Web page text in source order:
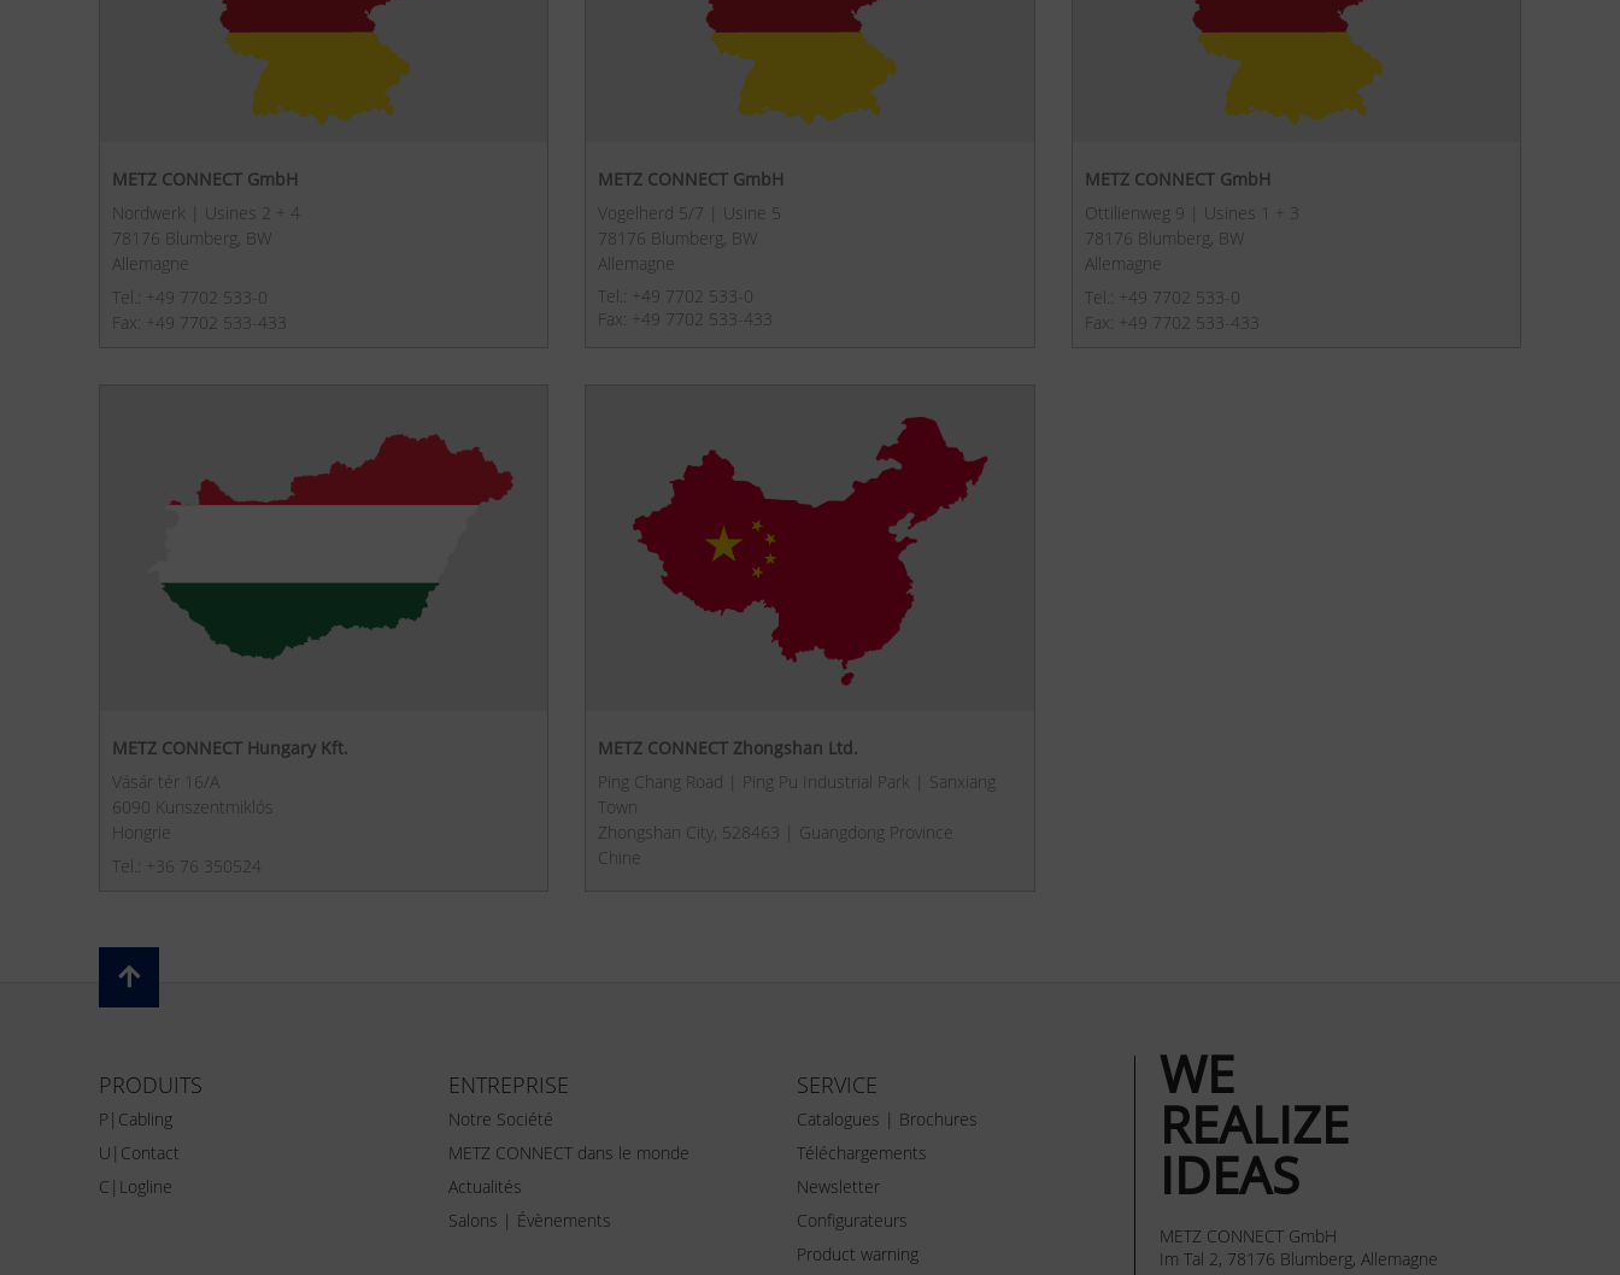
METZ CONNECT GmbH
Nordwerk | Usines 2 + 4
78176 Blumberg, BW
Allemagne
Tel.: +49 7702 533-0
Fax: +49 7702 533-433
METZ CONNECT GmbH
Vogelherd 5/7 | Usine 5
78176 Blumberg, BW
Allemagne
Tel.: +49 7702 533-0
Fax: +49 7702 533-433
METZ CONNECT GmbH
Ottilienweg 9 | Usines 1 + 3
78176 Blumberg, BW
Allemagne
Tel.: +49 7702 533-0
Fax: +49 7702 533-433
METZ CONNECT Hungary Kft.
Vásár tér 16/A
6090 Kunszentmiklós
Hongrie
Tel.: +36 76 350524
METZ CONNECT Zhongshan Ltd.
Ping Chang Road | Ping Pu Industrial Park | Sanxiang
Town
Zhongshan City, 528463 | Guangdong Province
Chine
PRODUITS
P|Cabling
U|Contact
C|Logline
ENTREPRISE
Notre Société
METZ CONNECT dans le monde
Actualités
Salons | Évènements
SERVICE
Catalogues | Brochures
Téléchargements
Newsletter
Configurateurs
Product warning
WE
REALIZE
IDEAS
METZ CONNECT GmbH
Im Tal 2, 78176 Blumberg, Allemagne